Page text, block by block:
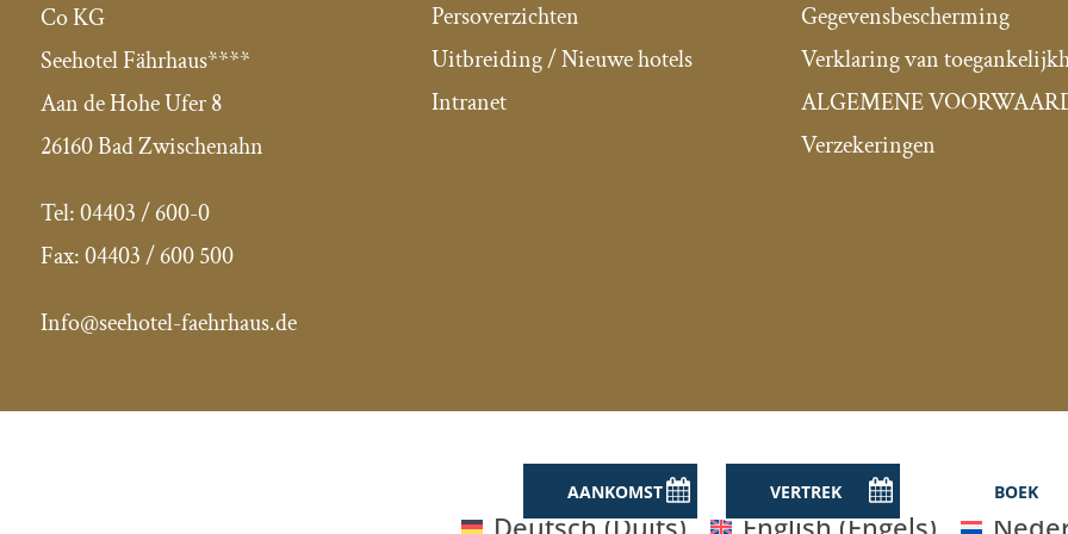
Co KG
Seehotel Fährhaus****
Aan de Hohe Ufer 8
26160 Bad Zwischenahn
Tel:04403 / 600-0
Fax:04403 / 600 500
Info@seehotel-faehrhaus.de
Persoverzichten
Uitbreiding / Nieuwe hotels
Intranet
Gegevensbescherming
Verklaring van
ALGEMENE
Verzekeringen